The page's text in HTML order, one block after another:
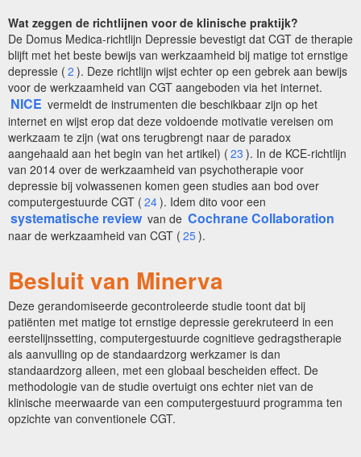
Wat zeggen de richtlijnen voor de klinische praktijk?
De Domus Medica-richtlijn Depressie bevestigt dat CGT de therapie
blijft met het beste bewijs van werkzaamheid bij matige tot ernstige
depressie ( 2 ). Deze richtlijn wijst echter op een gebrek aan bewijs
voor de werkzaamheid van CGT aangeboden via het internet.
NICE vermeldt de instrumenten die beschikbaar zijn op het
internet en wijst erop dat deze voldoende motivatie vereisen om
werkzaam te zijn (wat ons terugbrengt naar de paradox
aangehaald aan het begin van het artikel) ( 23 ). In de KCE-richtlijn
van 2014 over de werkzaamheid van psychotherapie voor
depressie bij volwassenen komen geen studies aan bod over
computergestuurde CGT ( 24). Idem dito voor een
systematische review van de Cochrane Collaboration
naar de werkzaamheid van CGT ( 25).
Besluit van Minerva
Deze gerandomiseerde gecontroleerde studie toont dat bij
patiënten met matige tot ernstige depressie gerekruteerd in een
eerstelijnssetting, computergestuurde cognitieve gedragstherapie
als aanvulling op de standaardzorg werkzamer is dan
standaardzorg alleen, met een globaal bescheiden effect. De
methodologie van de studie overtuigt ons echter niet van de
klinische meerwaarde van een computergestuurd programma ten
opzichte van conventionele CGT.